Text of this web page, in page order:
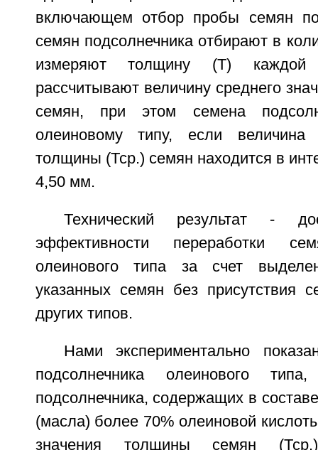
включающем отбор пробы семян
семян подсолнечника отбирают в
измеряют толщину (Т)
рассчитывают величину среднего
семян, при этом семена
олеиновому типу, если величина
толщины (Тср.) семян находится в
4,50 мм.
Технический результат -
эффективности переработки
олеинового типа за счет
указанных семян без присутствия
других типов.
Нами экспериментально
подсолнечника олеинового
подсолнечника, содержащих в
(масла) более 70% олеиновой
значения толщины семян